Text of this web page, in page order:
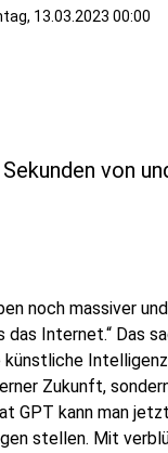
13.03.2023 00:00
von
noch massiver
das Internet.“ Das
Zukunft,
GPT kann man
stellen. Mit